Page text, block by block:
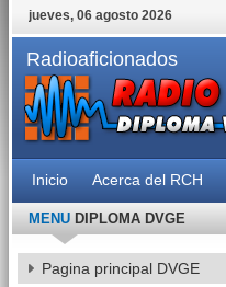
jueves, 06 agosto 2026
Radioaficionados
Inicio Acerca del RCH
MENUDIPLOMA DVGE
Pagina principal DVGE